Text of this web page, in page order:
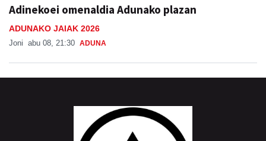
Adinekoei omenaldia Adunako plazan
ADUNAKO JAIAK 2026
Joni abu 08, 21:30 ADUNA